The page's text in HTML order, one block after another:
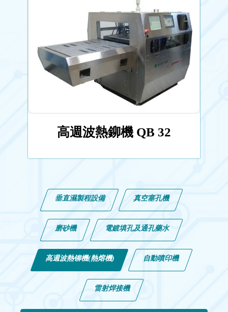
高週波熱鉚機 QB 32
垂直濕製程設備 真空塞孔機
磨砂機 電鍍填孔及通孔藥水
高週波熱铆機(熱熔機) 自動噴印機
雷射焊接機